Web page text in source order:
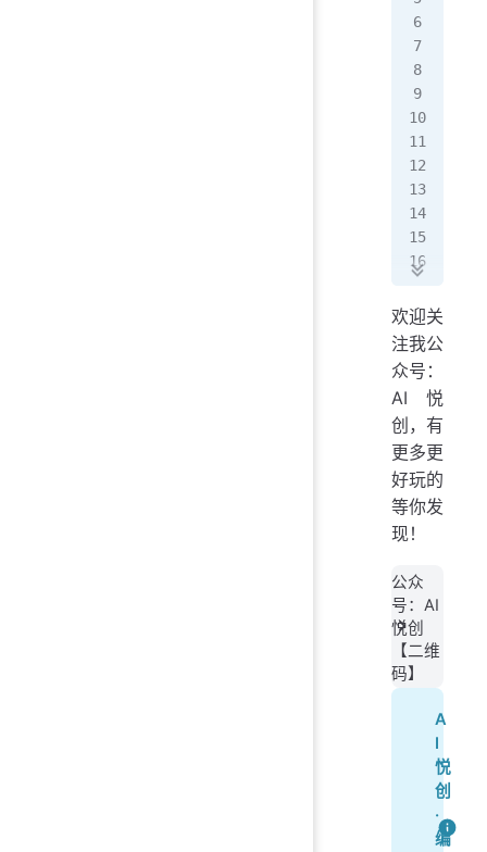
欢迎关
注我公
众号：
AI悦
创，有
更多更
好玩的
等你发
现！
公众
号：AI
悦创
【二维
码】
A
I
悦
创
·
编